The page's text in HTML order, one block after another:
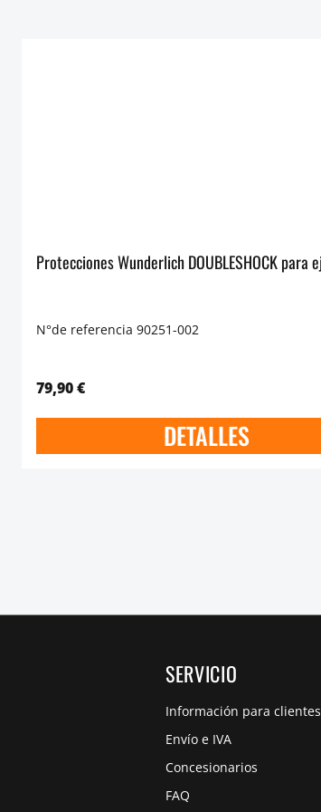
N°de referencia 90251-002
79,90 €
DETALLES
SERVICIO
Información para clientes
Envío e IVA
Concesionarios
FAQ